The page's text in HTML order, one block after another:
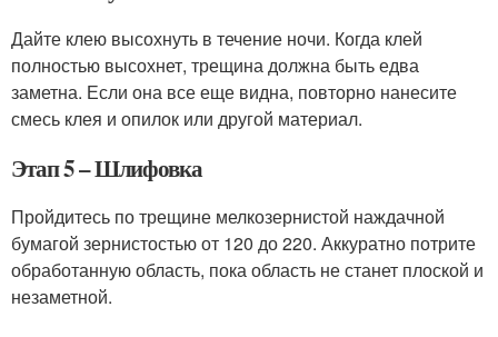
Дайте клею высохнуть в течение ночи. Когда клей
полностью высохнет, трещина должна быть едва
заметна. Если она все еще видна, повторно нанесите
смесь клея и опилок или другой материал.
Этап 5 – Шлифовка
Пройдитесь по трещине мелкозернистой наждачной
бумагой зернистостью от 120 до 220. Аккуратно потрите
обработанную область, пока область не станет плоской и
незаметной.